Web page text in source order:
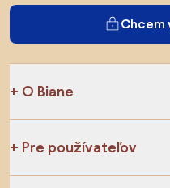
Chcem
O Biane
Pre používateľov